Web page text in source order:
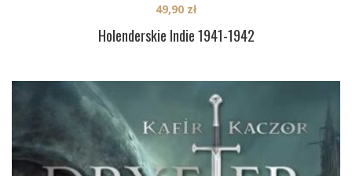
Holenderskie Indie 1941-1942
49,90 zł